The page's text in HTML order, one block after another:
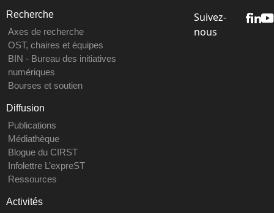
Recherche
Axes de recherche
OST, chaires et équipes
BIN - Bureau des initiatives
numériques
Bourses et soutien
Diffusion
Publications
Médiathèque
Blogue du CIRST
Infolettre L’expreST
Ressources
Activités
Suivez-
nous